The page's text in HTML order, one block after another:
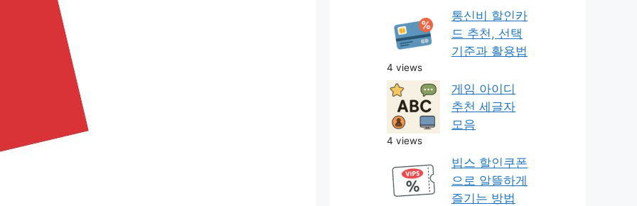
통신비 할인카
드 추천, 선택
기준과 활용법
4 views
게임 아이디
추천 세글자
모음
4 views
빕스 할인쿠폰
으로 알뜰하게
즐기는 방법